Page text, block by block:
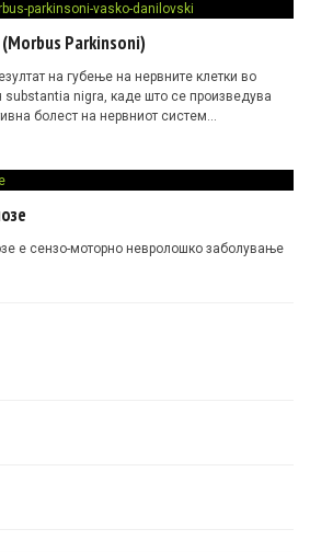
Parkinsoni)
на губење на нервните клетки во
substantia nigra, каде што се произведува
болест на нервниот систем…
е сензо-моторно невролошко заболување